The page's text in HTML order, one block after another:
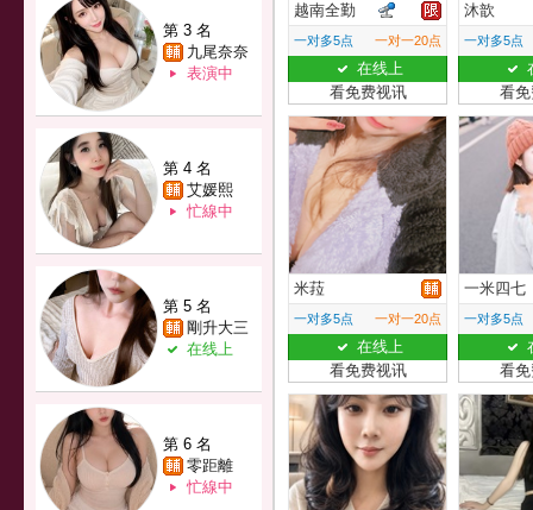
第 3 名
九尾奈奈
表演中
第 4 名
艾媛熙
忙線中
第 5 名
剛升大三
在线上
第 6 名
零距離
忙線中
越南全勤
一对多5点 一对一20点
在线上
看免费视讯
沐歆
一对多5点
看
米菈
一对多5点 一对一20点
在线上
看免费视讯
一米四七
一对多5点
看